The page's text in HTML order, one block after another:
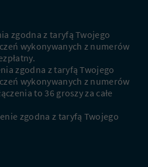
zgodna z taryfą Twojego
wykonywanych z numerów
zgodna z taryfą Twojego
wykonywanych z numerów
to 36 groszy za całe
zgodna z taryfą Twojego